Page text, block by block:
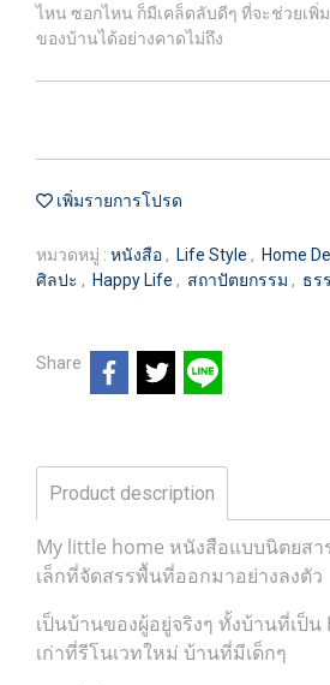
ไหน ซอกไหน ก็มีเคล็ดลับดีๆ ที่จะช่วยเ
ของบ้านได้อย่างคาดไม่ถึง
เพิ่มรายการโปรด
หมวดหมู่ : หนังสือ , Life Style , Home
ศิลปะ , Happy Life , สถาปัตยกรรม , ธร
Share
Product description
My little home หนังสือแบบนิตยสา
เล็กที่จัดสรรพื้นที่ออกมาอย่างลงตัว
เป็นบ้านของผู้อยู่จริงๆ ทั้งบ้านที่เป็
เก่าที่รีโนเวทใหม่ บ้านที่มีเด็กๆ